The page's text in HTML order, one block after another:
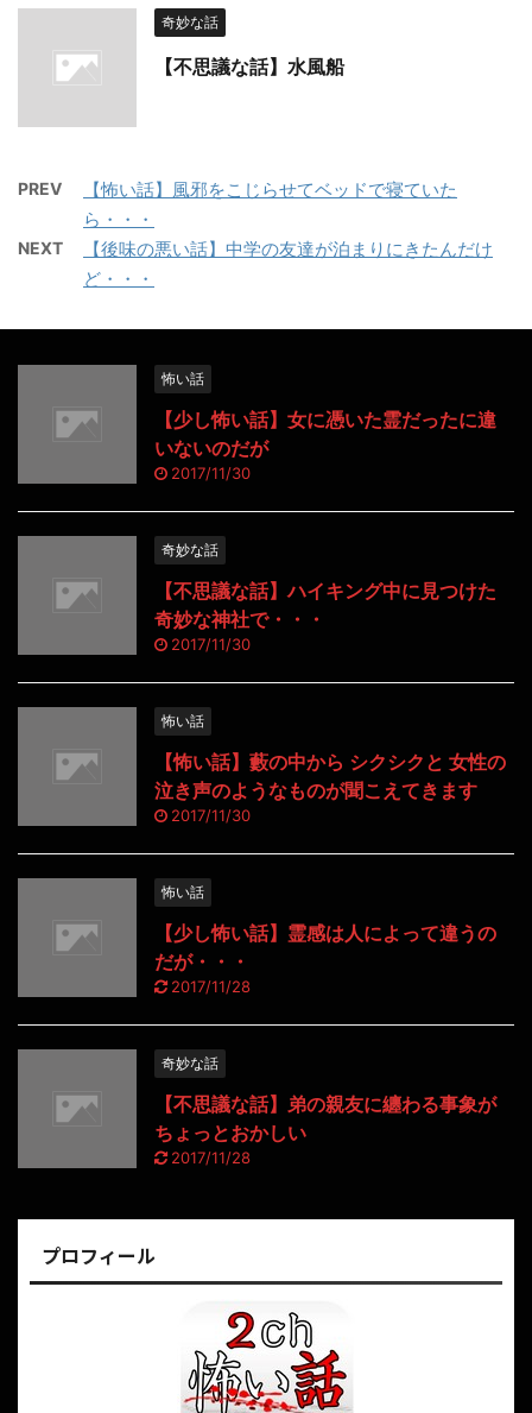
奇妙な話
【不思議な話】水風船
PREV
【怖い話】風邪をこじらせてベッドで寝ていた
ら・・・
NEXT
【後味の悪い話】中学の友達が泊まりにきたんだけ
ど・・・
怖い話
【少し怖い話】女に憑いた霊だったに違
いないのだが
2017/11/30
奇妙な話
【不思議な話】ハイキング中に見つけた
奇妙な神社で・・・
2017/11/30
怖い話
【怖い話】藪の中から シクシクと 女性の
泣き声のようなものが聞こえてきます
2017/11/30
怖い話
【少し怖い話】霊感は人によって違うの
だが・・・
2017/11/28
奇妙な話
【不思議な話】弟の親友に纏わる事象が
ちょっとおかしい
2017/11/28
プロフィール